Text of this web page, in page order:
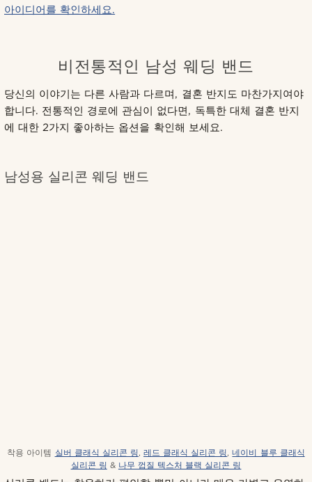
아이디어를 확인하세요.
비전통적인 남성 웨딩 밴드
당신의 이야기는 다른 사람과 다르며, 결혼 반지도 마찬가지여야
합니다. 전통적인 경로에 관심이 없다면, 독특한 대체 결혼 반지
에 대한 2가지 좋아하는 옵션을 확인해 보세요.
남성용 실리콘 웨딩 밴드
착용 아이템 실버 클래식 실리콘 링, 레드 클래식 실리콘 링,네이비 블루 클래식
실리콘 링 & 나무 껍질 텍스처 블랙 실리콘 링